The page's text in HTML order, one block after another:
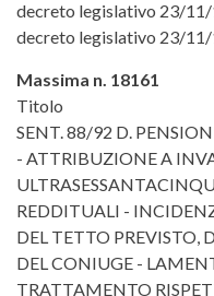
decreto legislativo 23/11/
decreto legislativo 23/11/
Massima n. 18161
Titolo
SENT. 88/92 D.
- ATTRIBUZIONE A
REDDITUALI -
DEL TETTO PREVISTO,
DEL CONIUGE -
TRATTAMENTO